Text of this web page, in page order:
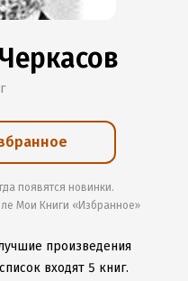
появятся новинки.
Мои Книги «Избранное»
произведения
входят 5 книг.